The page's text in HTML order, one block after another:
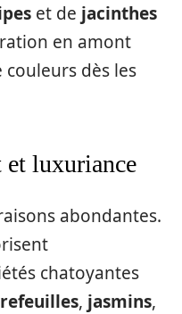
et de jacinthes
en amont
dès les
et luxuriance
abondantes.
chatoyantes
, jasmins,